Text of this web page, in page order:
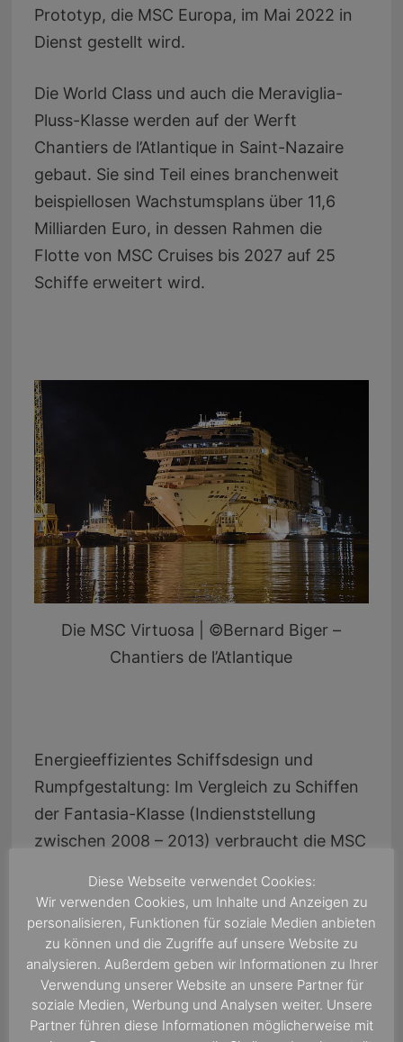
Prototyp, die MSC Europa, im Mai 2022 in
Dienst gestellt wird.
Die World Class und auch die Meraviglia-
Pluss-Klasse werden auf der Werft
Chantiers de l’Atlantique in Saint-Nazaire
gebaut. Sie sind Teil eines branchenweit
beispiellosen Wachstumsplans über 11,6
Milliarden Euro, in dessen Rahmen die
Flotte von MSC Cruises bis 2027 auf 25
Schiffe erweitert wird.
Die MSC Virtuosa | ©Bernard Biger –
Chantiers de l’Atlantique
Energieeffizientes Schiffsdesign und
Rumpfgestaltung: Im Vergleich zu Schiffen
der Fantasia-Klasse (Indienststellung
zwischen 2008 – 2013) verbraucht die MSC
deutlich mehr Kapazität. Das entspricht
255 kg weniger Kohlendioxid pro Passagier
und Kreuzfahrt. Hydrodynamik: Das Schiff
verwendet die neuesten Azipod-Antriebe
und Propeller. Hybrides
Abgasreinigungssystem (EGCS): 97 Prozent
Diese Webseite verwendet Cookies:
Wir verwenden Cookies, um Inhalte und Anzeigen zu
personalisieren, Funktionen für soziale Medien anbieten
zu können und die Zugriffe auf unsere Website zu
analysieren. Außerdem geben wir Informationen zu Ihrer
Verwendung unserer Website an unsere Partner für
soziale Medien, Werbung und Analysen weiter. Unsere
Partner führen diese Informationen möglicherweise mit